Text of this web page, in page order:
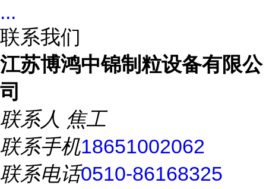
...
联系我们
江苏博鸿中锦制粒设备有限公
司
联系人 焦工
联系手机18651002062
联系电话0510-86168325